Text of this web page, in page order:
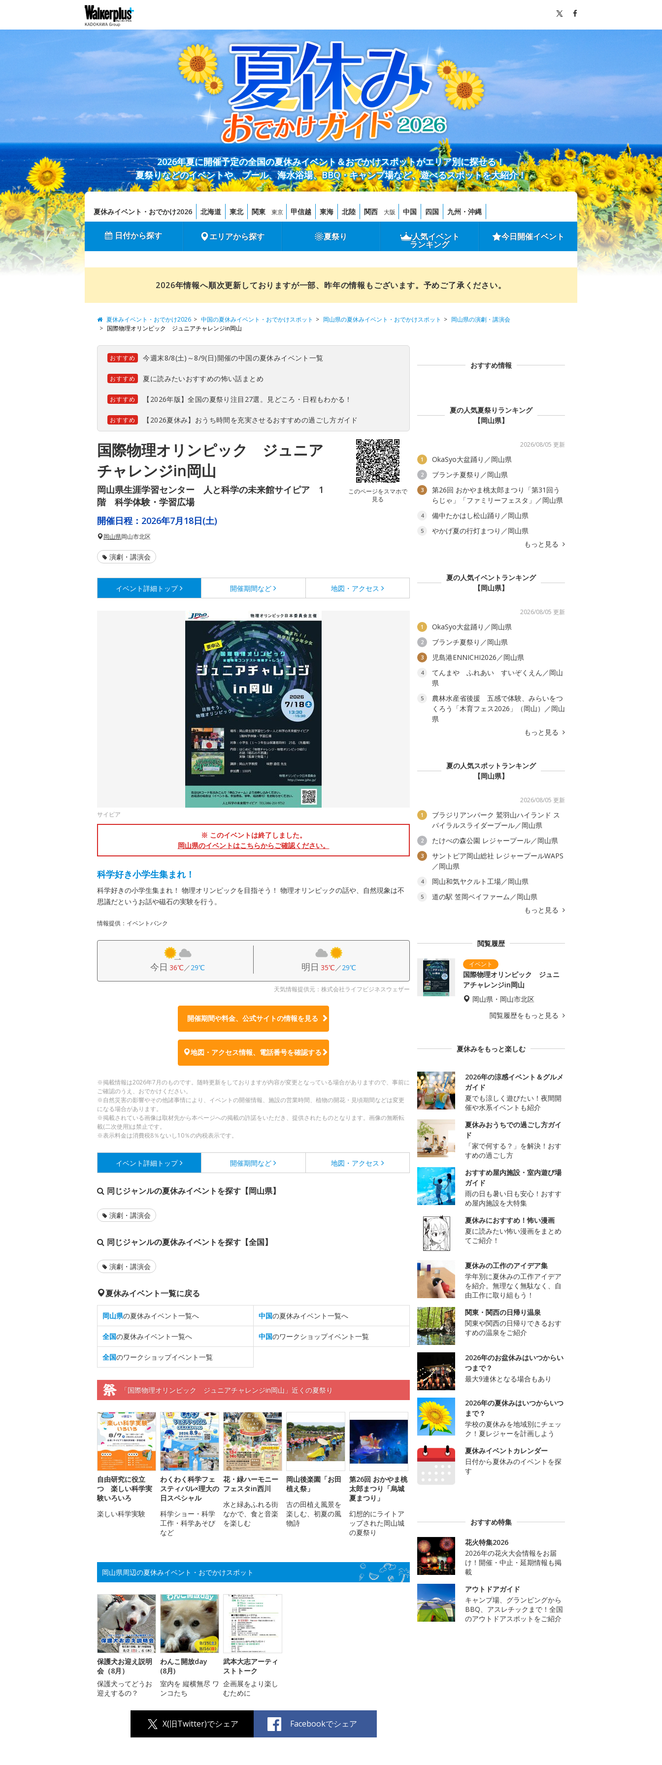
2026年夏に開催予定の全国の夏休みイベント＆おでかけスポットがエリア別に探せる！
夏祭りなどのイベントや、プール、海水浴場、BBQ・キャンプ場など、遊べるスポットを大紹介！
夏休みイベント・おでかけ2026 北海道 東北 関東 東京 甲信越 東海 北陸 関西 大阪 中国 四国 九州・沖縄
日付から探す エリアから探す 夏祭り 人気イベント
ランキング
今日開催イベント
2026年情報へ順次更新しておりますが一部、昨年の情報もございます。予めご了承ください。
夏休みイベント・おでかけ2026 中国の夏休みイベント・おでかけスポット 岡山県の夏休みイベント・おでかけスポット
岡山県の演劇・講演会
国際物理オリンピック ジュニアチャレンジin岡山
おすすめ 今週末8/8(土)～8/9(日)開催の中国の夏休みイベント一覧
おすすめ 夏に読みたいおすすめの怖い話まとめ
おすすめ 【2026年版】全国の夏祭り注目27選。見どころ・日程もわかる！
おすすめ 【2026夏休み】おうち時間を充実させるおすすめの過ごし方ガイド
国際物理オリンピック ジュニア
チャレンジin岡山
岡山県生涯学習センター 人と科学の未来館サイピア 1
階 科学体験・学習広場
このページをスマホで
見る
開催日程： 2026年7月18日(土)
岡山県岡山市北区
演劇・講演会
イベント詳細 トップ 開催期間など 地図・アクセス
サイピア
※ このイベントは終了しました。
岡山県のイベントはこちらからご確認ください。
科学好き小学生集まれ！
科学好きの小学生集まれ！ 物理オリンピックを目指そう！ 物理オリンピックの話や、自然現象は不
思議だというお話や磁石の実験を行う。
情報提供：イベントバンク
今日 36℃／29℃ 明日 35℃／29℃
天気情報提供元：株式会社ライフビジネスウェザー
開催期間や料金、公式サイトの情報を見る
地図・アクセス情報、電話番号を確認する
※掲載情報は2026年7月のものです。随時更新をしておりますが内容が変更となっている場合がありますので、事前に
ご確認のうえ、おでかけください。
※自然災害の影響やその他諸事情により、イベントの開催情報、施設の営業時間、植物の開花・見頃期間などは変更
になる場合があります。
※掲載されている画像は取材先から本ページへの掲載の許諾をいただき、提供されたものとなります。画像の無断転
載(二次使用)は禁止です。
※表示料金は消費税8％ないし10％の内税表示です。
イベント詳細 トップ 開催期間など 地図・アクセス
同じジャンルの夏休みイベントを探す【岡山県】
演劇・講演会
同じジャンルの夏休みイベントを探す【全国】
演劇・講演会
夏休みイベント一覧に戻る
岡山県の夏休みイベント一覧へ 中国の夏休みイベント一覧へ
全国の夏休みイベント一覧へ 中国のワークショップイベント一覧
全国のワークショップイベント一覧
「国際物理オリンピック ジュニアチャレンジin岡山」近くの夏祭り
自由研究に役立
つ 楽しい科学実
験いろいろ
楽しい科学実験
わくわく科学フェ
スティバル×理大の
日スペシャル
科学ショー・科学
工作・科学あそび
など
花・緑ハーモニー
フェスタin西川
水と緑あふれる街
なかで、食と音楽
を楽しむ
岡山後楽園「お田
植え祭」
古の田植え風景を
楽しむ、初夏の風
物詩
第26回 おかやま桃
太郎まつり「烏城
夏まつり」
幻想的にライトア
ップされた岡山城
の夏祭り
岡山県周辺の夏休みイベント・おでかけスポット
保護犬お迎え説明
会（8月）
保護犬ってどうお
迎えするの？
わんこ開放day
(8月)
室内を 縦横無尽 ワ
ンコたち
武本大志アーティ
ストトーク
企画展をより楽し
むために
X(旧Twitter)でシェア Facebookでシェア
おすすめ情報
夏の人気夏祭りランキング
【岡山県】
2026/08/05 更新
1 OkaSyo大盆踊り／岡山県
2 ブランチ夏祭り／岡山県
3
第26回 おかやま桃太郎まつり「第31回う
らじゃ」「ファミリーフェスタ」／岡山県
4 備中たかはし松山踊り／岡山県
5
やかげ夏の行灯まつり／岡山県
もっと見る
夏の人気イベントランキング
【岡山県】
2026/08/05 更新
1 OkaSyo大盆踊り／岡山県
2 ブランチ夏祭り／岡山県
3 児島港ENNICHI2026／岡山県
4
てんまや ふれあい すいぞくえん／岡山
県
5
農林水産省後援 五感で体験、みらいをつ
くろう「木育フェス2026」（岡山）／岡山
県
もっと見る
夏の人気スポットランキング
【岡山県】
2026/08/05 更新
1
ブラジリアンパーク 鷲羽山ハイランド ス
パイラルスライダープール／岡山県
2 たけべの森公園 レジャープール／岡山県
3
サントピア岡山総社 レジャープールWAPS
／岡山県
4 岡山和気ヤクルト工場／岡山県
5
道の駅 笠岡ベイファーム／岡山県
もっと見る
閲覧履歴
国際物理オリンピック ジュニ
アチャレンジin岡山
岡山県・岡山市北区
閲覧履歴をもっと見る
夏休みをもっと楽しむ
2026年の涼感イベント＆グルメ
ガイド
夏でも涼しく遊びたい！夜間開
催や水系イベントも紹介
夏休みおうちでの過ごし方ガイ
ド
「家で何する？」を解決！おす
すめの過ごし方
おすすめ屋内施設・室内遊び場
ガイド
雨の日も暑い日も安心！おすす
め屋内施設を大特集
夏休みにおすすめ！怖い漫画
夏に読みたい怖い漫画をまとめ
てご紹介！
夏休みの工作のアイデア集
学年別に夏休みの工作アイデア
を紹介。無理なく無駄なく、自
由工作に取り組もう！
関東・関西の日帰り温泉
関東や関西の日帰りできるおす
すめの温泉をご紹介
2026年のお盆休みはいつからい
つまで？
最大9連休となる場合もあり
2026年の夏休みはいつからいつ
まで？
学校の夏休みを地域別にチェッ
ク！夏レジャーを計画しよう
夏休みイベントカレンダー
日付から夏休みのイベントを探
す
おすすめ特集
花火特集2026
2026年の花火大会情報をお届
け！開催・中止・延期情報も掲
載
アウトドアガイド
キャンプ場、グランピングから
BBQ、アスレチックまで！全国
のアウトドアスポットをご紹介